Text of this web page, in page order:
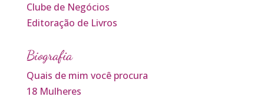
Clube de Negócios
Editoração de Livros
Biografia
Quais de mim você procura
18 Mulheres